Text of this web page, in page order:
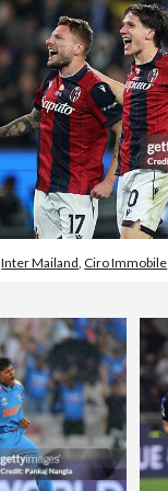
,Inter Mailand Ciro Immobile